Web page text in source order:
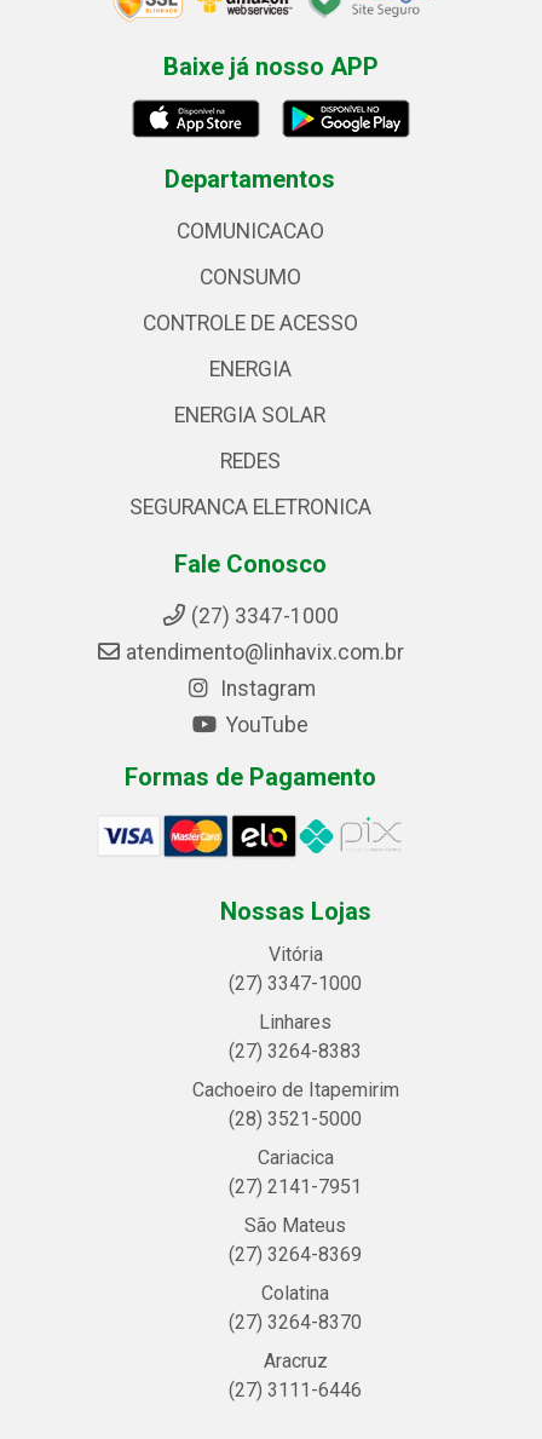
Baixe já nosso APP
Departamentos
COMUNICACAO
CONSUMO
CONTROLE DE ACESSO
ENERGIA
ENERGIA SOLAR
REDES
SEGURANCA ELETRONICA
Fale Conosco
(27) 3347-1000
atendimento@linhavix.com.br
Instagram
YouTube
Formas de Pagamento
Nossas Lojas
Vitória
(27) 3347-1000
Linhares
(27) 3264-8383
Cachoeiro de Itapemirim
(28) 3521-5000
Cariacica
(27) 2141-7951
São Mateus
(27) 3264-8369
Colatina
(27) 3264-8370
Aracruz
(27) 3111-6446